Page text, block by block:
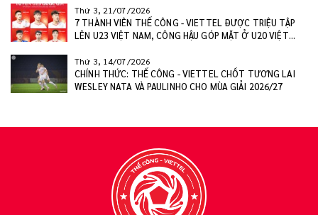
Thứ 3, 21/07/2026
7 THÀNH VIÊN THỂ CÔNG - VIETTEL ĐƯỢC TRIỆU TẬP
LÊN U23 VIỆT NAM, CÔNG HẬU GÓP MẶT Ở U20 VIỆT
Thứ 3, 14/07/2026
CHÍNH THỨC: THỂ CÔNG - VIETTEL CHỐT TƯƠNG LAI
WESLEY NATA VÀ PAULINHO CHO MÙA GIẢI 2026/27